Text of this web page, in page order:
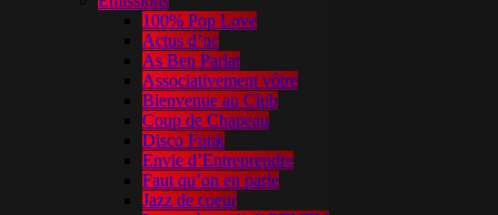
100% Pop Love
Actus d’oc
As Ben Parlat
Associativement vôtre
Bienvenue au Club
Coup de Chapeau
Disco Funk
Envie d’Entreprendre
Faut qu’on en parle
Jazz de coeur